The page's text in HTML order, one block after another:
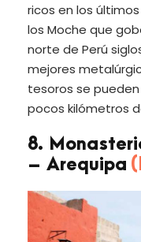
ricos en los
los Moche que
norte de Perú
mejores
tesoros se pueden
pocos kilómetros
8.
– Arequipa